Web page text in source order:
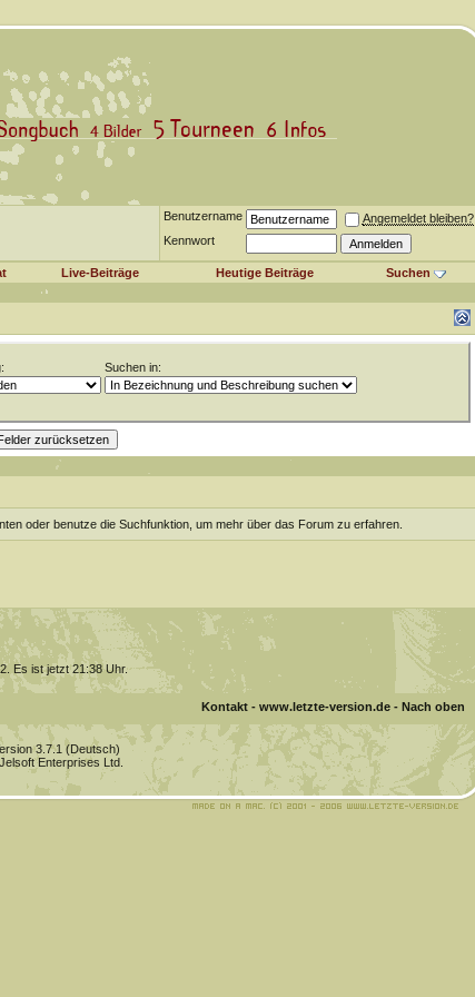
Benutzername
Angemeldet bleiben?
Kennwort
Live-Beiträge Heutige Beiträge Suchen
Suchen in:
oder benutze die Suchfunktion, um mehr über das Forum zu erfahren.
Es ist jetzt21:38Uhr.
Kontakt- www.letzte-version.de- Nach oben
3.7.1 (Deutsch)
Enterprises Ltd.